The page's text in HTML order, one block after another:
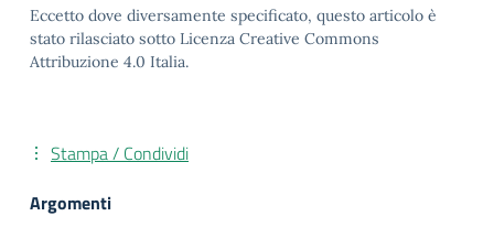
Eccetto dove diversamente specificato, questo articolo è
stato rilasciato sotto Licenza Creative Commons
Attribuzione 4.0 Italia.
Stampa / Condividi
Argomenti